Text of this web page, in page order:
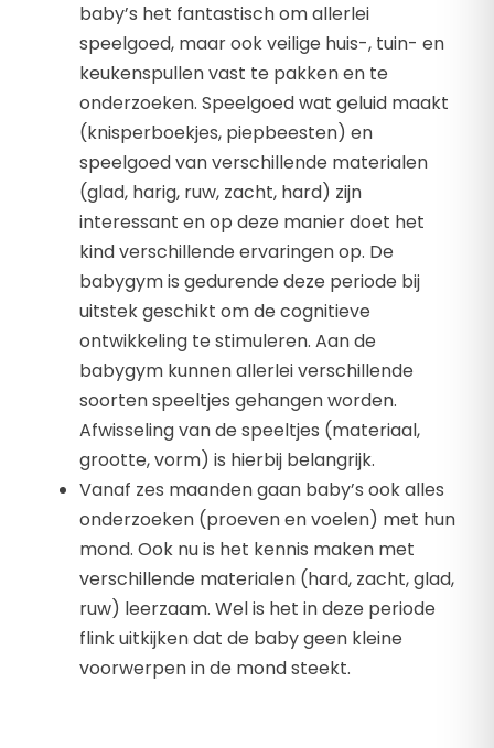
baby’s het fantastisch om allerlei
speelgoed, maar ook veilige huis-, tuin- en
keukenspullen vast te pakken en te
onderzoeken. Speelgoed wat geluid maakt
(knisperboekjes, piepbeesten) en
speelgoed van verschillende materialen
(glad, harig, ruw, zacht, hard) zijn
interessant en op deze manier doet het
kind verschillende ervaringen op. De
babygym is gedurende deze periode bij
uitstek geschikt om de cognitieve
ontwikkeling te stimuleren. Aan de
babygym kunnen allerlei verschillende
soorten speeltjes gehangen worden.
Afwisseling van de speeltjes (materiaal,
grootte, vorm) is hierbij belangrijk.
Vanaf zes maanden gaan baby’s ook alles
onderzoeken (proeven en voelen) met hun
mond. Ook nu is het kennis maken met
verschillende materialen (hard, zacht, glad,
ruw) leerzaam. Wel is het in deze periode
flink uitkijken dat de baby geen kleine
voorwerpen in de mond steekt.